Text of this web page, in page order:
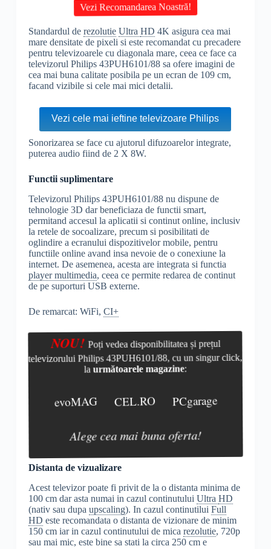
Vezi Recomandarea Noastră!
Standardul de rezolutie Ultra HD 4K asigura cea mai
mare densitate de pixeli si este recomandat cu precadere
pentru televizoarele cu diagonala mare, ceea ce face ca
televizorul Philips 43PUH6101/88 sa ofere imagini de
cea mai buna calitate posibila pe un ecran de 109 cm,
facand vizibile si cele mai mici detalii.
Vezi cele mai ieftine televizoare Philips
Sonorizarea se face cu ajutorul difuzoarelor integrate,
puterea audio fiind de 2 X 8W.
Functii suplimentare
Televizorul Philips 43PUH6101/88 nu dispune de
tehnologie 3D dar beneficiaza de functii smart,
permitand accesul la aplicatii si continut online, inclusiv
la retele de socoalizare, precum si posibilitati de
oglindire a ecranului dispozitivelor mobile, pentru
functiile online avand insa nevoie de o conexiune la
internet. De asemenea, acesta are integrata si functia
player multimedia, ceea ce permite redarea de continut
de pe suporturi USB externe.
De remarcat: WiFi, CI+
NOU! Poți vedea disponibilitatea și prețul
televizorului Philips 43PUH6101/88, cu un singur click,
la următoarele magazine:
evoMAG CEL.RO PCgarage
Alege cea mai buna oferta!
Distanta de vizualizare
Acest televizor poate fi privit de la o distanta minima de
100 cm dar asta numai in cazul continutului Ultra HD
(nativ sau dupa upscaling). In cazul continutilui Full
HD este recomandata o distanta de vizionare de minim
150 cm iar in cazul continutului de mica rezolutie, 720p
sau mai mic, este bine sa stati la circa 250 cm e